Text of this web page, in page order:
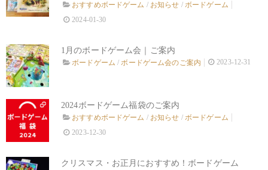
おすすめボードゲーム / お知らせ / ボードゲーム
2024-01-30
1月のボードゲーム会｜ご案内
ボードゲーム /ボードゲーム会のご案内 2023-12-31
2024ボードゲーム福袋のご案内
おすすめボードゲーム / お知らせ / ボードゲーム
2023-12-30
クリスマス・お正月におすすめ！ボードゲーム